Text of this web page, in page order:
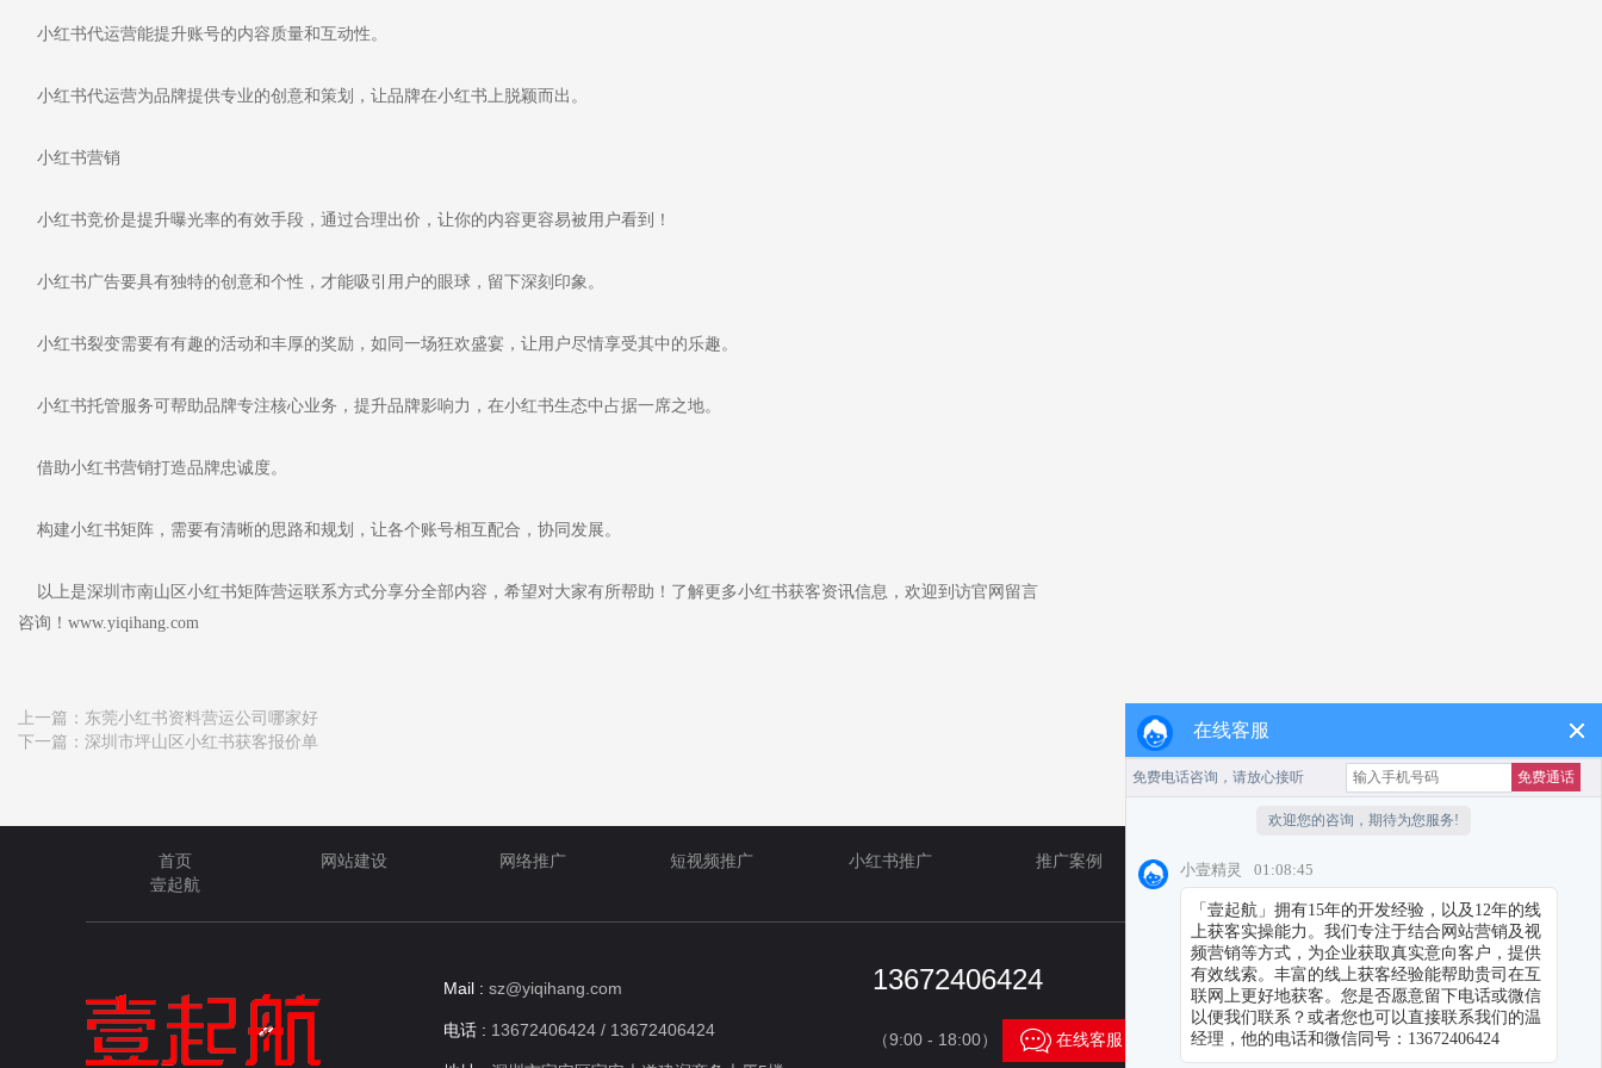
小红书代运营能提升账号的内容质量和互动性。
小红书代运营为品牌提供专业的创意和策划，让品牌在小红书上脱颖而出。
小红书营销
小红书竞价是提升曝光率的有效手段，通过合理出价，让你的内容更容易被用户看到！
小红书广告要具有独特的创意和个性，才能吸引用户的眼球，留下深刻印象。
小红书裂变需要有有趣的活动和丰厚的奖励，如同一场狂欢盛宴，让用户尽情享受其中的乐趣。
小红书托管服务可帮助品牌专注核心业务，提升品牌影响力，在小红书生态中占据一席之地。
借助小红书营销打造品牌忠诚度。
构建小红书矩阵，需要有清晰的思路和规划，让各个账号相互配合，协同发展。
以上是深圳市南山区小红书矩阵营运联系方式分享分全部内容，希望对大家有所帮助！了解更多小红书获客资讯信息，欢迎到访官网留言
咨询！www.yiqihang.com
上一篇： 东莞小红书资料营运公司哪家好
下一篇： 深圳市坪山区小红书获客报价单
首页 网站建设 网络推广 短视频推广 小红书推广 推广案例 TikTok
壹起航
Mail : sz@yiqihang.com
电话 : 13672406424 / 13672406424
13672406424
（9:00 - 18:00）  在线客服
在线客服